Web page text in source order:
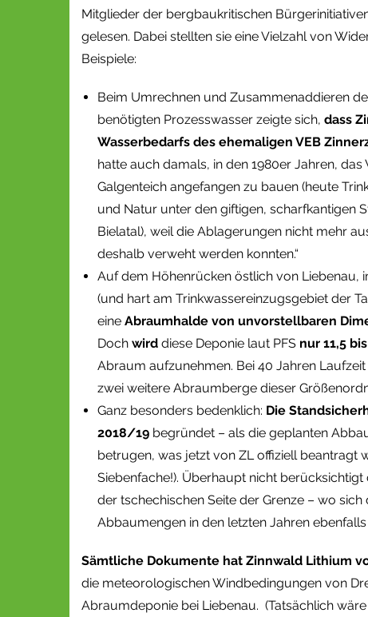
Mitglieder der bergbaukritischen
gelesen. Dabei stellten sie eine Vielzahl von
Beispiele:
Beim Umrechnen und Zusammenaddieren
benötigten Prozesswasser zeigte sich, dass
Wasserbedarfs des ehemaligen VEB
hatte auch damals, in den 1980er Jahren,
Galgenteich angefangen zu bauen (heute
und Natur unter den giftigen, scharfkantigen
Bielatal), weil die Ablagerungen nicht mehr
deshalb verweht werden konnten.“
Auf dem Höhenrücken östlich von Liebenau,
(und hart am Trinkwassereinzugsgebiet der
eine Abraumhalde von unvorstellbaren
Doch wird diese Deponie laut PFS nur 11,5
Abraum aufzunehmen. Bei 40 Jahren
zwei weitere Abraumberge dieser
Ganz besonders bedenklich: Die
2018/19 begründet – als die geplanten
betrugen, was jetzt von ZL offiziell beantragt
Siebenfache!). Überhaupt nicht
der tschechischen Seite der Grenze – wo
Abbaumengen in den letzten Jahren
Sämtliche Dokumente hat Zinnwald Lithium
die meteorologischen Windbedingungen von
Abraumdeponie bei Liebenau. (Tatsächlich